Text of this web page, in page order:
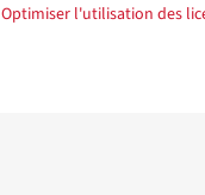
Optimiser l'utilisation des